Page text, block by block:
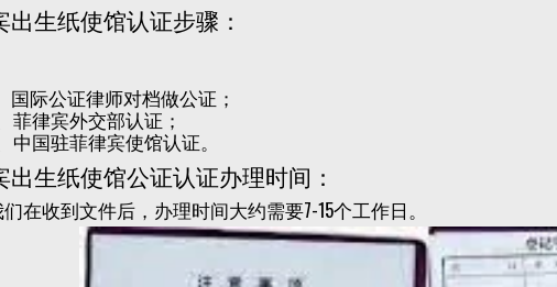
出生纸使馆认证步骤：
国际公证律师对档做公证；
菲律宾外交部认证；
中国驻菲律宾使馆认证。
出生纸使馆公证认证办理时间：
在收到文件后，办理时间大约需要7-15个工作日。